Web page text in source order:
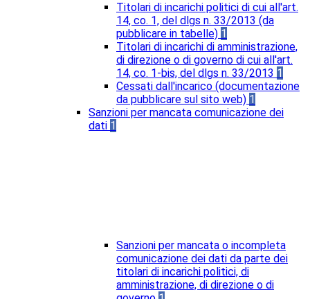
Titolari di incarichi politici di cui all'art.
14, co. 1, del dlgs n. 33/2013 (da
pubblicare in tabelle) 1
Titolari di incarichi di amministrazione,
di direzione o di governo di cui all'art.
14, co. 1-bis, del dlgs n. 33/2013 1
Cessati dall'incarico (documentazione
da pubblicare sul sito web) 1
Sanzioni per mancata comunicazione dei
dati 1
Sanzioni per mancata o incompleta
comunicazione dei dati da parte dei
titolari di incarichi politici, di
amministrazione, di direzione o di